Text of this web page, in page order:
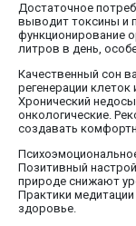
Достаточное
выводит токсины и
функционирование
литров в день,
Качественный сон
регенерации
Хронический
онкологические.
создавать
Позитивный
природе снижают
Практики
здоровье.